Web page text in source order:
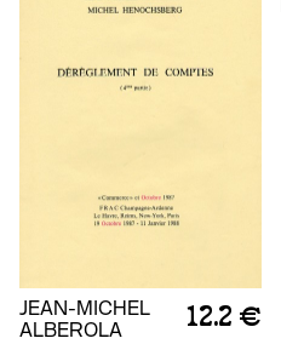
JEAN-MICHEL
ALBEROLA
12.2 €